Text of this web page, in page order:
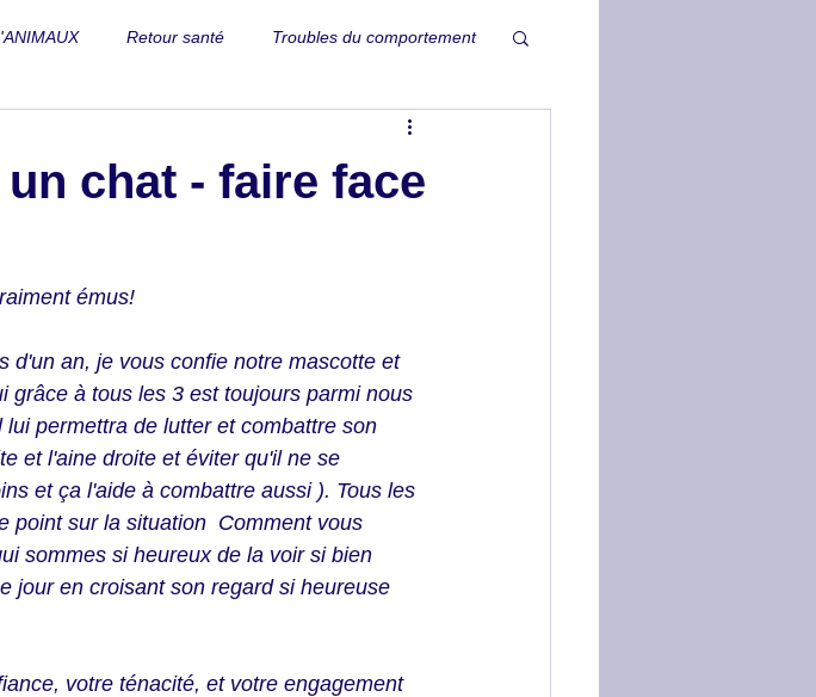
Retour santé Troubles du comportement
Difficulté à prendre du poids
chat - faire face
émus!
d'un an, je vous confie notre mascotte et
grâce à tous les 3 est toujours parmi nous
permettra de lutter et combattre son
et l'aine droite et éviter qu'il ne se
et ça l'aide à combattre aussi ). Tous les
point sur la situation  Comment vous
sommes si heureux de la voir si bien
jour en croisant son regard si heureuse
votre ténacité, et votre engagement